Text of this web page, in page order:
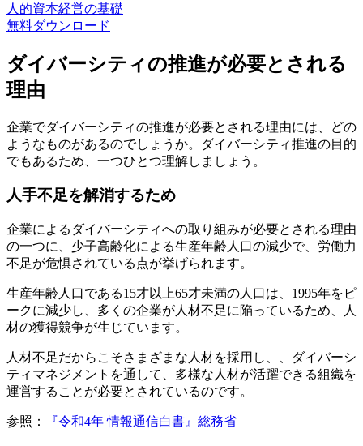
人的資本経営の基礎
無料ダウンロード
ダイバーシティの推進が必要とされる
理由
企業でダイバーシティの推進が必要とされる理由には、どの
ようなものがあるのでしょうか。ダイバーシティ推進の目的
でもあるため、一つひとつ理解しましょう。
人手不足を解消するため
企業によるダイバーシティへの取り組みが必要とされる理由
の一つに、少子高齢化による生産年齢人口の減少で、労働力
不足が危惧されている点が挙げられます。
生産年齢人口である15才以上65才未満の人口は、1995年をピ
ークに減少し、多くの企業が人材不足に陥っているため、人
材の獲得競争が生じています。
人材不足だからこそさまざまな人材を採用し、、ダイバーシ
ティマネジメントを通して、多様な人材が活躍できる組織を
運営することが必要とされているのです。
参照： 『令和4年 情報通信白書』総務省